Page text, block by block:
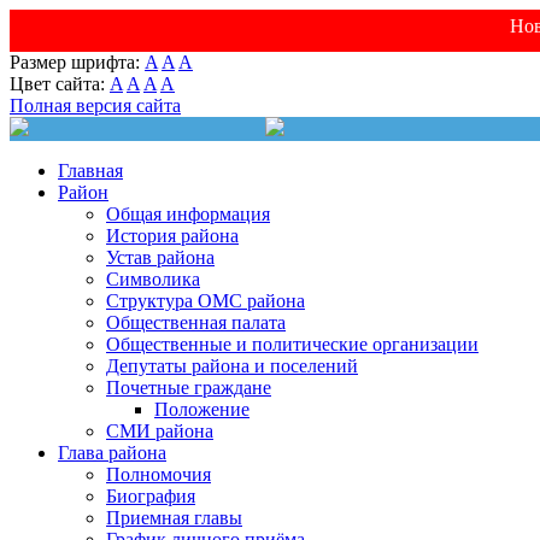
Размер шрифта: A A A
Цвет сайта: A A A A
Полная версия сайта
Главная
Район
Общая информация
История района
Устав района
Символика
Структура ОМС района
Общественная палата
Общественные и политические организации
Депутаты района и поселений
Почетные граждане
Положение
СМИ района
Глава района
Полномочия
Биография
Приемная главы